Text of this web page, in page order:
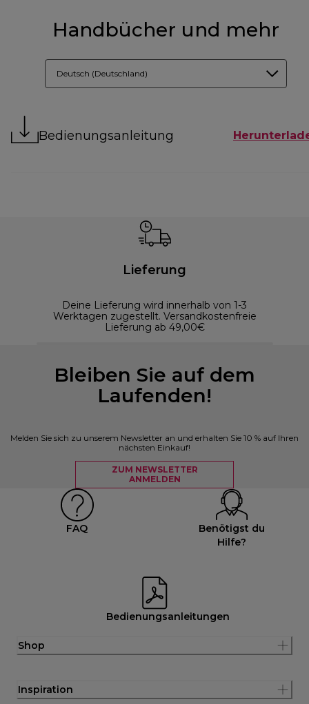
Handbücher und mehr
Deutsch (Deutschland)
Bedienungsanleitung
Lieferung
Deine Lieferung wird innerhalb von 1-3
Werktagen zugestellt. Versandkostenfreie
Lieferung ab 49,00€
Bleiben Sie auf dem
Laufenden!
Melden Sie sich zu unserem Newsletter an und erhalten Sie 10 % auf Ihren
nächsten Einkauf!
ZUM NEWSLETTER
ANMELDEN
FAQ
Benötigst du
Hilfe?
Bedienungsanleitungen
Shop
Inspiration